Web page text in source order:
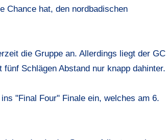
Chance hat, den nordbadischen
die Gruppe an. Allerdings liegt der GC
Schlägen Abstand nur knapp dahinter.
"Final Four" Finale ein, welches am 6.